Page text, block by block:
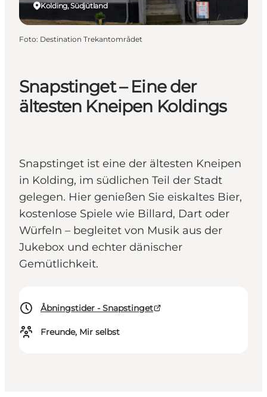
Snapstinget – Eine der
ältesten Kneipen Koldings
Snapstinget ist eine der ältesten Kneipen
in Kolding, im südlichen Teil der Stadt
gelegen. Hier genießen Sie eiskaltes Bier,
kostenlose Spiele wie Billard, Dart oder
Würfeln – begleitet von Musik aus der
Jukebox und echter dänischer
Gemütlichkeit.
Åbningstider - Snapstinget
Freunde, Mir selbst
Kolding, Südjütland
Foto: Destination Trekantområdet